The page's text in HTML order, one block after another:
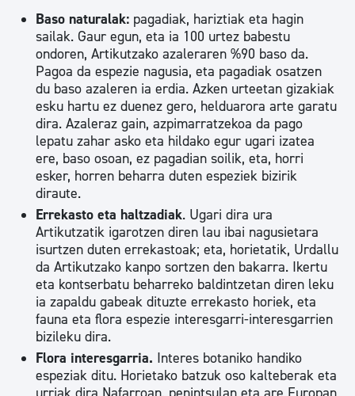
Baso naturalak: pagadiak, hariztiak eta hagin
sailak. Gaur egun, eta ia 100 urtez babestu
ondoren, Artikutzako azaleraren %90 baso da.
Pagoa da espezie nagusia, eta pagadiak osatzen
du baso azaleren ia erdia. Azken urteetan gizakiak
esku hartu ez duenez gero, helduarora arte garatu
dira. Azaleraz gain, azpimarratzekoa da pago
lepatu zahar asko eta hildako egur ugari izatea
ere, baso osoan, ez pagadian soilik, eta, horri
esker, horren beharra duten espeziek bizirik
diraute.
Errekasto eta haltzadiak. Ugari dira ura
Artikutzatik igarotzen diren lau ibai nagusietara
isurtzen duten errekastoak; eta, horietatik, Urdallu
da Artikutzako kanpo sortzen den bakarra. Ikertu
eta kontserbatu beharreko baldintzetan diren leku
ia zapaldu gabeak dituzte errekasto horiek, eta
fauna eta flora espezie interesgarri-interesgarrien
bizileku dira.
Flora interesgarria. Interes botaniko handiko
espeziak ditu. Horietako batzuk oso kalteberak eta